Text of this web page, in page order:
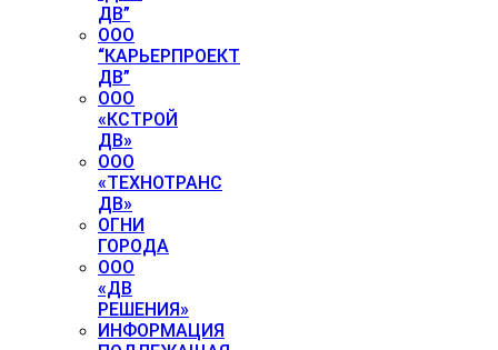
ДВ”
ООО
“КАРЬЕРПРОЕКТ
ДВ”
ООО
«КСТРОЙ
ДВ»
ООО
«ТЕХНОТРАНС
ДВ»
ОГНИ
ГОРОДА
ООО
«ДВ
РЕШЕНИЯ»
ИНФОРМАЦИЯ